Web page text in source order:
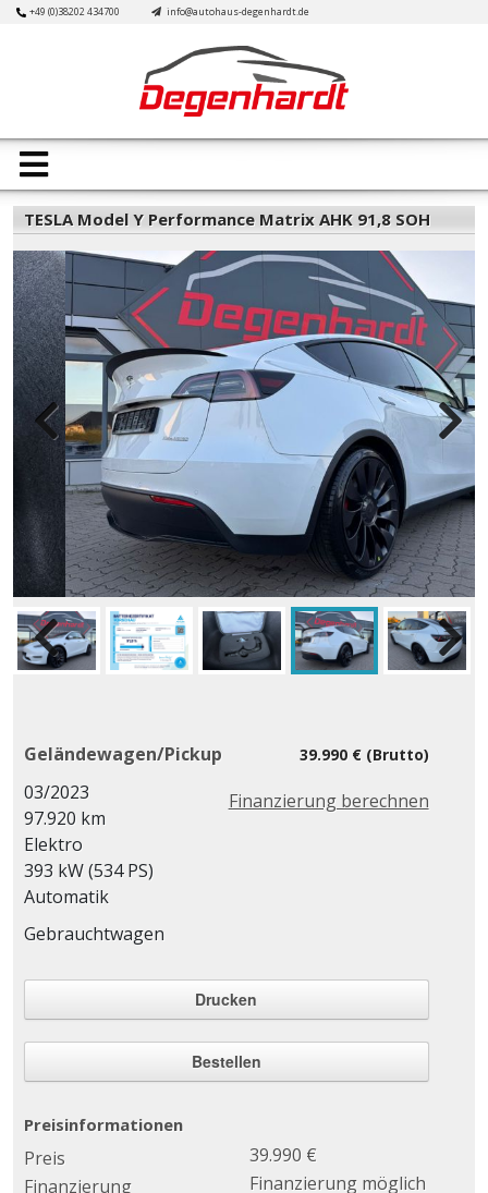
Skip+49 (0)38202 434700 info@autohaus-degenhardt.de
Open
Button
TESLA Model Y Performance Matrix AHK 91,8 SOH
39.990 € (Brutto)
Finanzierung berechnen
Geländewagen/Pickup
03/2023
97.920 km
Elektro
393 kW (534 PS)
Automatik
Gebrauchtwagen
Drucken
Bestellen
Preisinformationen
Preis
39.990 €
Finanzierung
Finanzierung möglich